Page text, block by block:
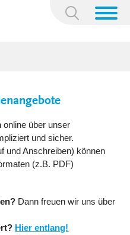
Suchbegriff:
online über unser
und sicher.
und Anschreiben) können
(z.B. PDF)
Dann freuen wir uns über
Hier entlang!